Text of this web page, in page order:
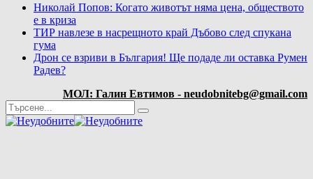
Николай Попов: Когато животът няма цена, обществото
е в криза
ТИР навлезе в насрещното край Дъбово след спукана
гума
Дрон се взриви в България! Ще подаде ли оставка Румен
Радев?
МОЛ: Галин Евтимов - neudobnitebg@gmail.com